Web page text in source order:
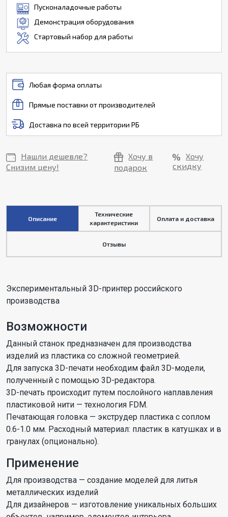
Пусконаладочные работы
Демонстрация оборудования
Стартовый набор для работы
Любая форма оплаты
Прямые поставки от производителей
Доставка по всей территории РБ
Нашли дешевле?
Снизим цену!
Хочу в
подарок
Хочу
скидку
Описание
Технические
характеристики
Оплата и доставка
Отзывы
Экспериментальный 3D-принтер российского
производства
Возможности
Данный станок предназначен для производства
изделий из пластика со сложной геометрией.
Для запуска 3D-печати необходим файл 3D-модели,
полученный с помощью 3D-редактора.
3D-печать происходит путем послойного наплавления
пластиковой нити — технология FDM.
Печатающая головка — экструдер пластика с соплом
0.6-1.0 мм. Расходный материал: пластик в катушках и в
гранулах (опционально).
Применение
Для производства — создание моделей для литья
металлических изделий
Для дизайнеров — изготовление уникальных больших